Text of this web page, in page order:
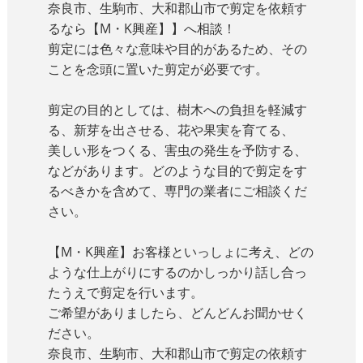
奈良市、生駒市、大和郡山市で剪定を依頼す
るなら【M・K興産】】へ相談！
剪定には色々な意味や目的があるため、その
ことを念頭に置いた剪定が必要です。
剪定の目的としては、樹木への負担を軽減す
る、新芽を出させる、花や果実を育てる、
美しい形をつくる、害虫の発生を予防する、
などがあります。どのような目的で剪定をす
るべきかを含めて、専門の業者にご相談くだ
さい。
【M・K興産】お客様といっしょに考え、どの
ような仕上がりにするのかしっかり話し合っ
たうえで剪定を行います。
ご希望がありましたら、どんどんお聞かせく
ださい。
奈良市、生駒市、大和郡山市で剪定の依頼す